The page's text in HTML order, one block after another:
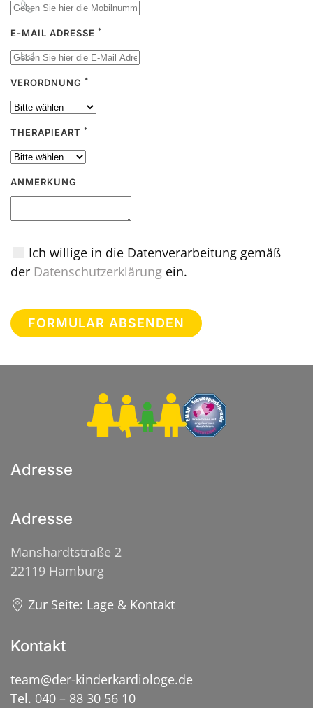
E-MAIL ADRESSE *
VERORDNUNG *
THERAPIEART *
ANMERKUNG
Ich willige in die Datenverarbeitung gemäß
der Datenschutzerklärung ein.
FORMULAR ABSENDEN
Adresse
Adresse
Manshardtstraße 2
22119 Hamburg
Zur Seite: Lage & Kontakt
Kontakt
team@der-kinderkardiologe.de
Tel. 040 – 88 30 56 10